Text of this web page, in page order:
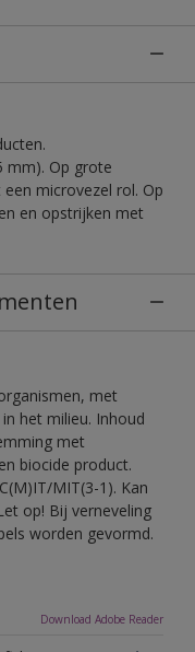
mm). Op grote
microvezel rol. Op
en opstrijken met
met
het milieu. Inhoud
met
biocide product.
MIT(3-1). Kan
op! Bij verneveling
worden gevormd.
Download Adobe Reader